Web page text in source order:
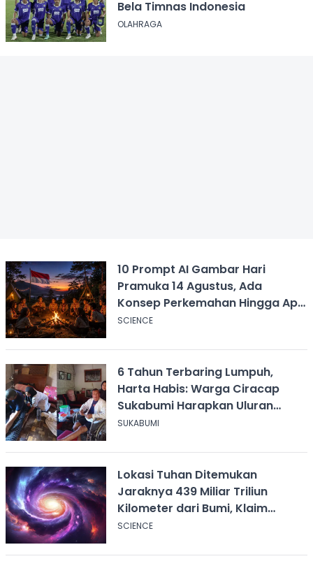
Bela Timnas Indonesia
OLAHRAGA
10 Prompt AI Gambar Hari
Pramuka 14 Agustus, Ada
Konsep Perkemahan Hingga Api
Unggun
SCIENCE
6 Tahun Terbaring Lumpuh,
Harta Habis: Warga Ciracap
Sukabumi Harapkan Uluran
Tangan KDM
SUKABUMI
Lokasi Tuhan Ditemukan
Jaraknya 439 Miliar Triliun
Kilometer dari Bumi, Klaim
Ilmuwan Harvard
SCIENCE